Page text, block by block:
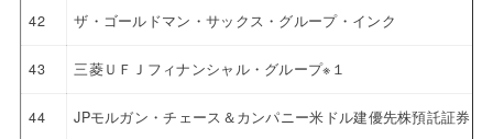
42 ザ・ゴールドマン・サックス・グループ・インク
43 三菱ＵＦＪフィナンシャル・グループ※１
44 JPモルガン・チェース＆カンパニー米ドル建優先株預託証券